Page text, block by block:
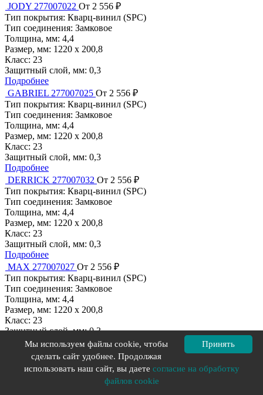
JODY 277007022 От 2 556 ₽
Тип покрытия: Кварц-винил (SPC)
Тип соединения: Замковое
Толщина, мм: 4,4
Размер, мм: 1220 x 200,8
Класс: 23
Защитный слой, мм: 0,3
Подробнее
GABRIEL 277007025 От 2 556 ₽
Тип покрытия: Кварц-винил (SPC)
Тип соединения: Замковое
Толщина, мм: 4,4
Размер, мм: 1220 x 200,8
Класс: 23
Защитный слой, мм: 0,3
Подробнее
DERRICK 277007032 От 2 556 ₽
Тип покрытия: Кварц-винил (SPC)
Тип соединения: Замковое
Толщина, мм: 4,4
Размер, мм: 1220 x 200,8
Класс: 23
Защитный слой, мм: 0,3
Подробнее
MAX 277007027 От 2 556 ₽
Тип покрытия: Кварц-винил (SPC)
Тип соединения: Замковое
Толщина, мм: 4,4
Размер, мм: 1220 x 200,8
Класс: 23
Защитный слой, мм: 0,3
Подробнее
JASON 277007023От 2 556 ₽
Кварц-винил (SPC)
Принять
Мы используем файлы cookie, чтобы
сделать сайт удобнее. Продолжая
использовать наш сайт, вы даете согласие на обработку
файлов cookie